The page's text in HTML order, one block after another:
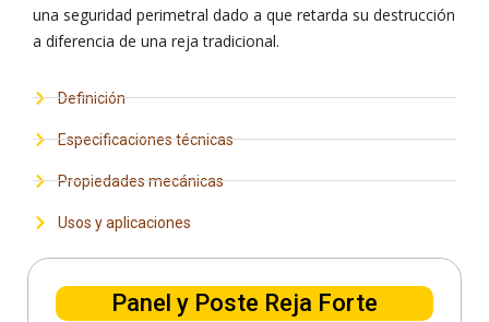
una seguridad perimetral dado a que retarda su destrucción
a diferencia de una reja tradicional.
Definición
Especificaciones técnicas
Propiedades mecánicas
Usos y aplicaciones
Panel y Poste Reja Forte